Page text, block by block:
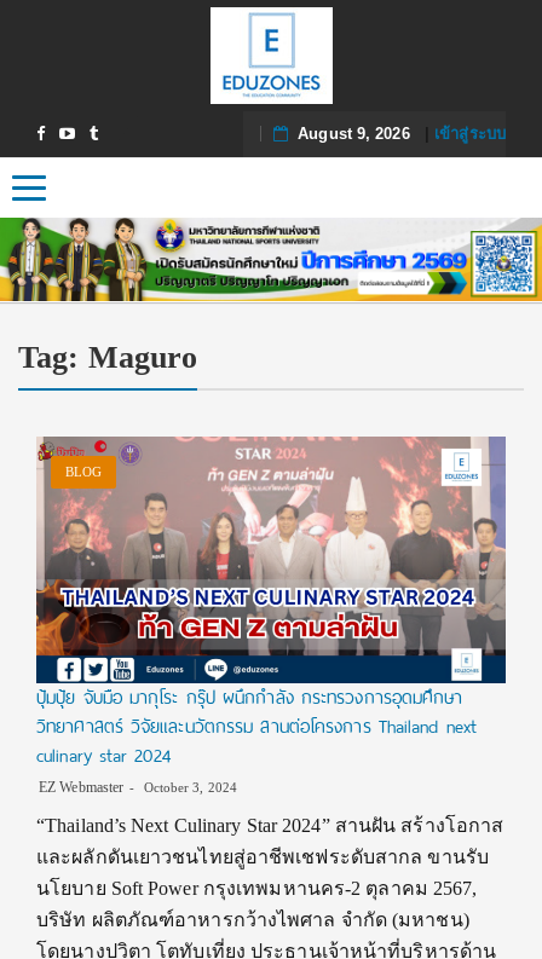
August 9, 2026| เข้าสู่ระบบ
Toggle navigation
Tag: Maguro
BLOG
ปุ้มปุ้ย จับมือ มากุโระ กรุ๊ป ผนึกกำลัง กระทรวงการอุดมศึกษา
วิทยาศาสตร์ วิจัยและนวัตกรรม สานต่อโครงการ Thailand next
culinary star 2024
EZ Webmaster October 3, 2024
“Thailand’s Next Culinary Star 2024” สานฝัน สร้างโอกาส
และผลักดันเยาวชนไทยสู่อาชีพเชฟระดับสากล ขานรับ
นโยบาย Soft Power กรุงเทพมหานคร-2 ตุลาคม 2567,
บริษัท ผลิตภัณฑ์อาหารกว้างไพศาล จำกัด (มหาชน)
โดยนางปวิตา โตทับเที่ยง ประธานเจ้าหน้าที่บริหารด้าน